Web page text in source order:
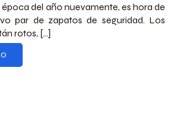
del año nuevamente, es hora de
par de zapatos de seguridad. Los
rotos, […]